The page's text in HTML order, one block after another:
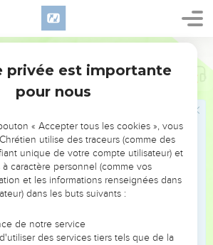
PAS L’ÉVÉNEMENT
DE L’ANNÉE !
POUVAIENT VOUS ÉVITER LES
VOTRES ?
Mais on voit moins les doutes, les erreurs
qu'ils ont traversés, alors même que ce
privée est importante
pour nous
« Accepter tous les cookies », vous
utilise des traceurs (comme des
unique de votre compte utilisateur) et
caractère personnel (comme vos
et les informations renseignées dans
dans les buts suivants :
de notre service
des services tiers tels que de la